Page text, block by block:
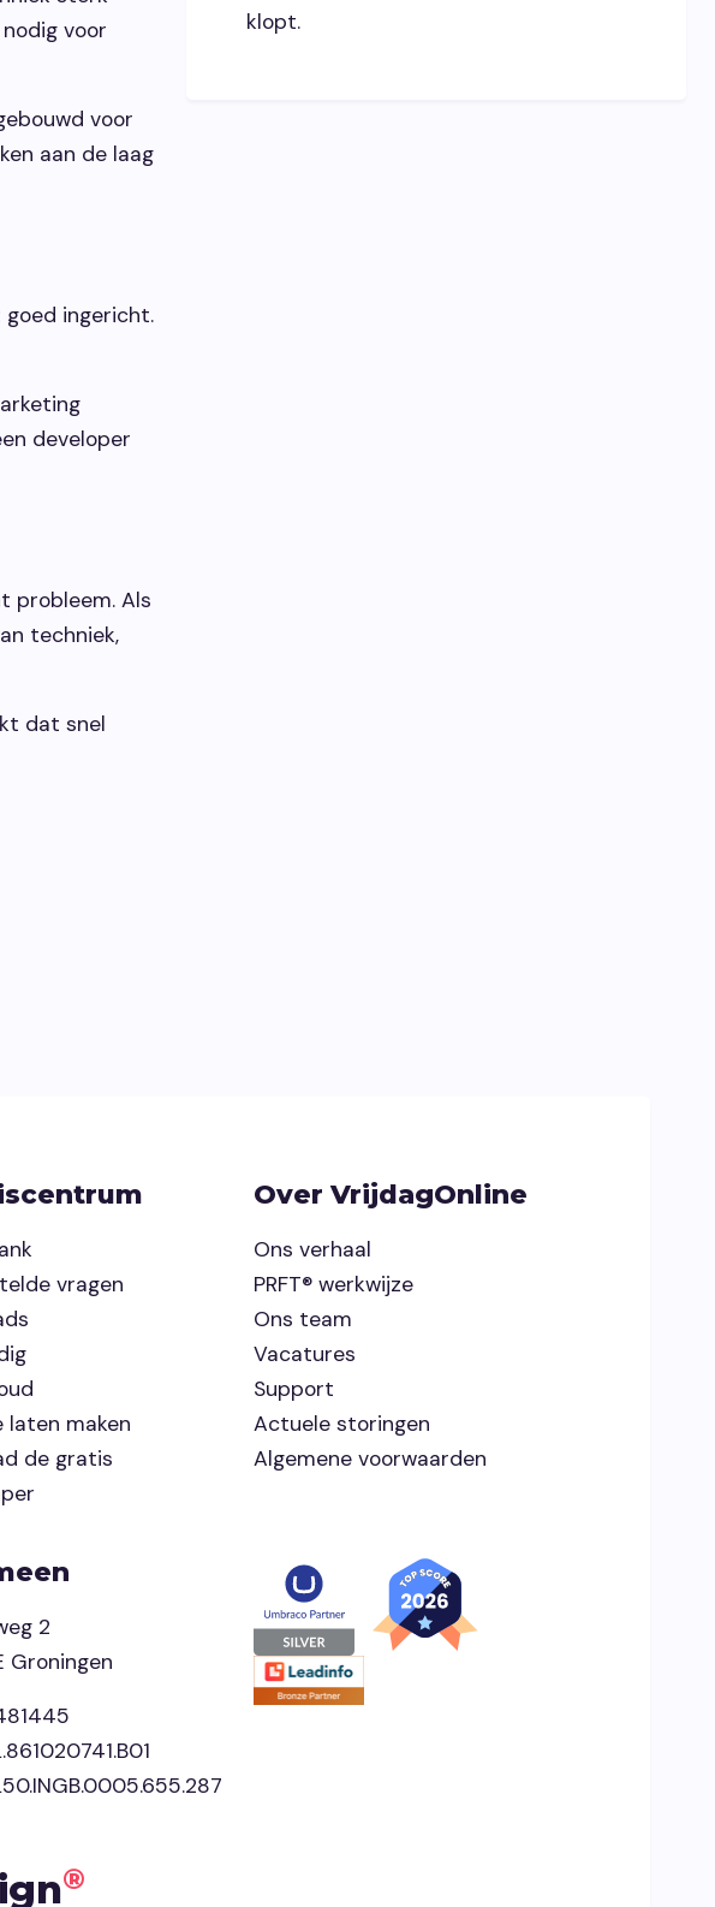
voor
voor
aan de laag
ingericht.
developer
probleem. Als
techniek,
dat snel
klopt.
vragen
laten maken
de gratis
Over VrijdagOnline
Ons verhaal
PRFT® werkwijze
Ons team
Vacatures
Support
Actuele storingen
Algemene voorwaarden
2
Groningen
®